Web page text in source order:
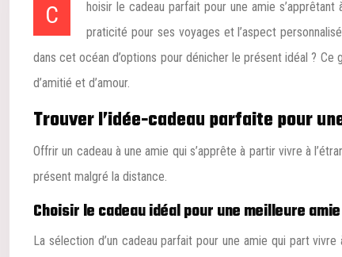
Choisir le cadeau parfait pour une amie s’apprêtant à s’aventurer à l’étranger peut sembler un défi intimidant. Plusieurs éléments entrent en ligne de compte : l’adéquation avec ses goûts, la
praticité pour ses voyages et l’aspect
dans cet océan d’options pour dénicher le présent idéal ?
d’amitié et d’amour.
Trouver l’idée-cadeau parfaite pour
Offrir un cadeau à une amie qui s’apprête à partir vivre à
présent malgré la distance.
Choisir le cadeau idéal pour une meilleure
La sélection d’un cadeau parfait pour une amie qui part